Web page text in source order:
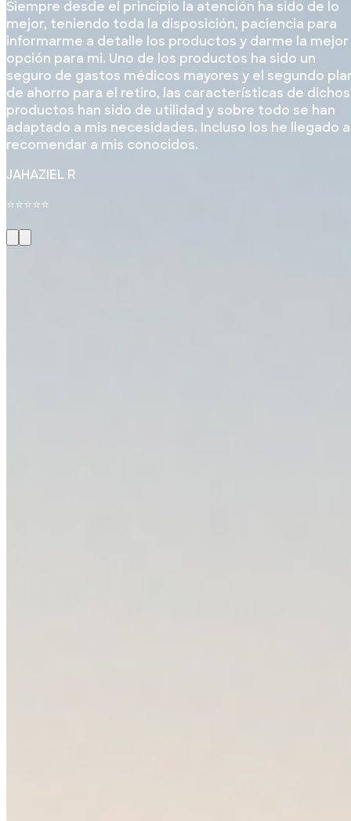
Siempre desde el principio la atención ha sido de lo
mejor, teniendo toda la disposición, paciencia para
informarme a detalle los productos y darme la mejor
opción para mi. Uno de los productos ha sido un
seguro de gastos médicos mayores y el segundo
de ahorro para el retiro, las características de dichos
productos han sido de utilidad y sobre todo se han
adaptado a mis necesidades. Incluso los he llegado a
recomendar a mis conocidos.
JAHAZIEL R
⭐⭐⭐⭐⭐